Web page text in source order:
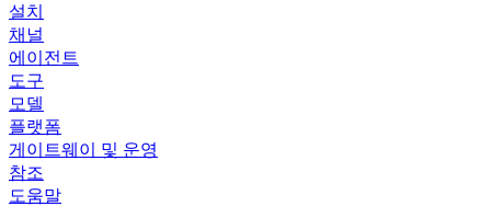
설치
채널
에이전트
도구
모델
플랫폼
게이트웨이 및 운영
참조
도움말